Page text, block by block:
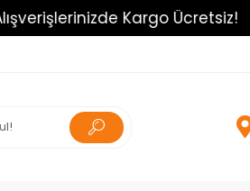
Kargo Ücretsiz!